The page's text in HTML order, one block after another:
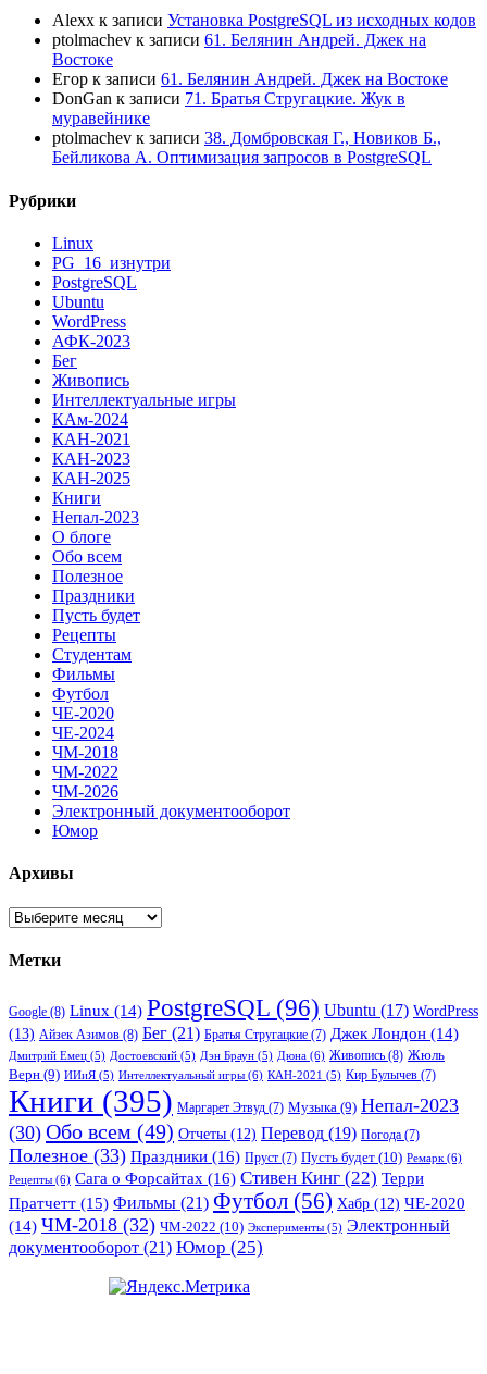
Alexx к записи Установка PostgreSQL из исходных кодов
ptolmachev к записи 61. Белянин Андрей. Джек на
Востоке
Егор к записи 61. Белянин Андрей. Джек на Востоке
DonGan к записи 71. Братья Стругацкие. Жук в
муравейнике
ptolmachev к записи 38. Домбровская Г., Новиков Б.,
Бейликова А. Оптимизация запросов в PostgreSQL
Рубрики
Linux
PG_16_изнутри
PostgreSQL
Ubuntu
WordPress
АФК-2023
Бег
Живопись
Интеллектуальные игры
КАм-2024
КАН-2021
КАН-2023
КАН-2025
Книги
Непал-2023
О блоге
Обо всем
Полезное
Праздники
Пусть будет
Рецепты
Студентам
Фильмы
Футбол
ЧЕ-2020
ЧЕ-2024
ЧМ-2018
ЧМ-2022
ЧМ-2026
Электронный документооборот
Юмор
Архивы
Архивы
Метки
Google (8) Linux (14) PostgreSQL (96) Ubuntu (17) WordPress
(13) Айзек Азимов (8) Бег (21) Братья Стругацкие (7) Джек Лондон (14)
Дмитрий Емец (5) Достоевский (5) Дэн Браун (5) Дюна (6) Живопись (8) Жюль
Верн (9) ИИиЯ (5) Интеллектуальный игры (6) КАН-2021 (5) Кир Булычев (7)
Книги (395) Маргарет Этвуд (7) Музыка (9) Непал-2023
(30) Обо всем (49) Отчеты (12) Перевод (19) Погода (7)
Полезное (33) Праздники (16) Пруст (7) Пусть будет (10) Ремарк (6)
Рецепты (6) Сага о Форсайтах (16) Стивен Кинг (22) Терри
Пратчетт (15) Фильмы (21) Футбол (56) Хабр (12) ЧЕ-2020
(14) ЧМ-2018 (32) ЧМ-2022 (10) Эксперименты (5) Электронный
документооборот (21) Юмор (25)